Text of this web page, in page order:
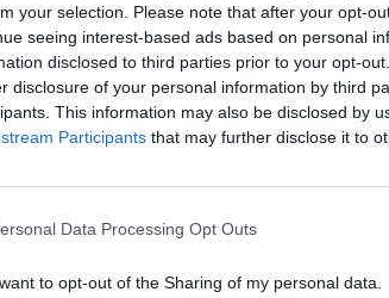
your selection. Please note that after your opt-
seeing interest-based ads based on personal
disclosed to third parties prior to your opt-
disclosure of your personal information by third
This information may also be disclosed by
Participants that may further disclose it to
Data Processing Opt Outs
to opt-out of the Sharing of my personal data.
Δ% UTILE/PERDITA
€ 77.156
-26,3% —
—